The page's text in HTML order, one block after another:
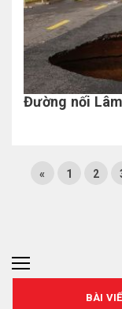
Đường nối
« 1 2
BÀI